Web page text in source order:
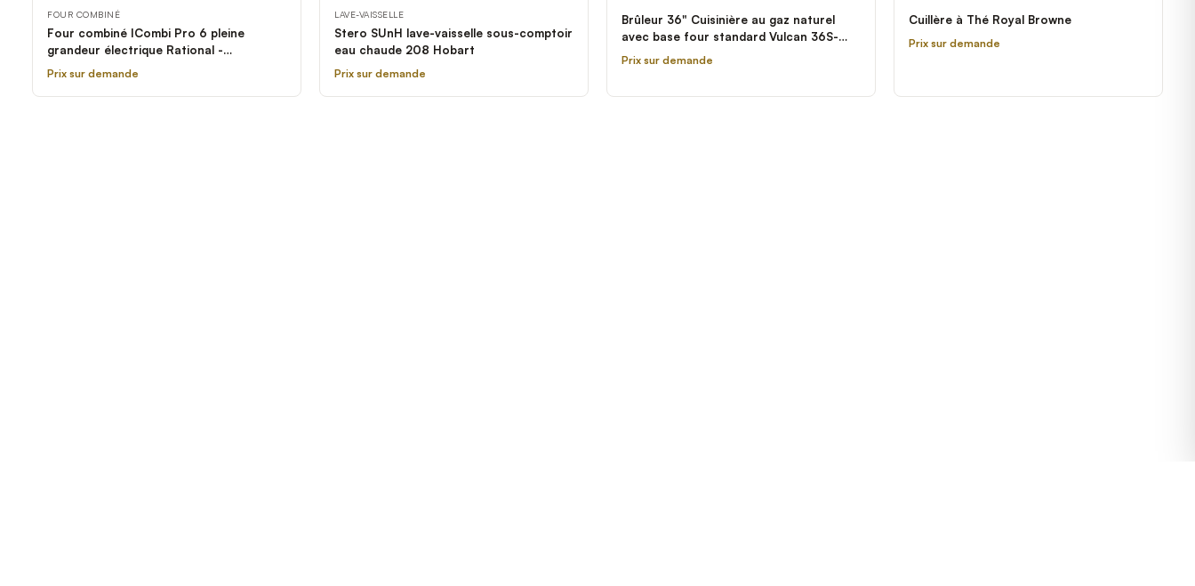
FOUR COMBINÉ
Four combiné ICombi Pro 6 pleine
grandeur électrique Rational -
208/240V, 3 Phases
Prix sur demande
LAVE-VAISSELLE
Stero SUnH lave-vaisselle sous-comptoir
eau chaude 208 Hobart
Prix sur demande
Brûleur 36" Cuisinière au gaz naturel
avec base four standard Vulcan 36S-
6BN - 215,000 BTU
Prix sur demande
Cuillère à Thé Royal Browne
Prix sur demande